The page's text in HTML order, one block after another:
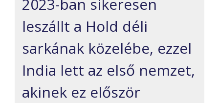
2023-ban sikeresen
leszállt a Hold déli
sarkának közelébe, ezzel
India lett az első nemzet,
akinek ez először